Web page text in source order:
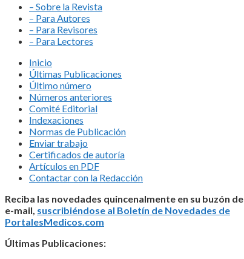
– Sobre la Revista
– Para Autores
– Para Revisores
– Para Lectores
Inicio
Últimas Publicaciones
Último número
Números anteriores
Comité Editorial
Indexaciones
Normas de Publicación
Enviar trabajo
Certificados de autoría
Artículos en PDF
Contactar con la Redacción
Reciba las novedades quincenalmente en su buzón de
e-mail, suscribiéndose al Boletín de Novedades de
PortalesMedicos.com
Últimas Publicaciones: